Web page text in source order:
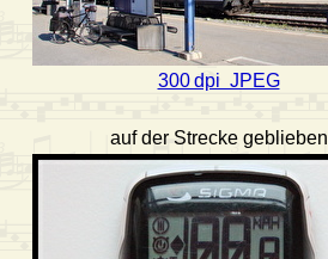
300 dpi JPEG
auf der Strecke geblieben